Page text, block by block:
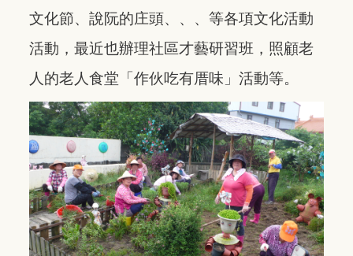
文化節、說阮的庄頭、、、等各項文化活動
活動，最近也辦理社區才藝研習班，照顧老
人的老人食堂「作伙吃有厝味」活動等。